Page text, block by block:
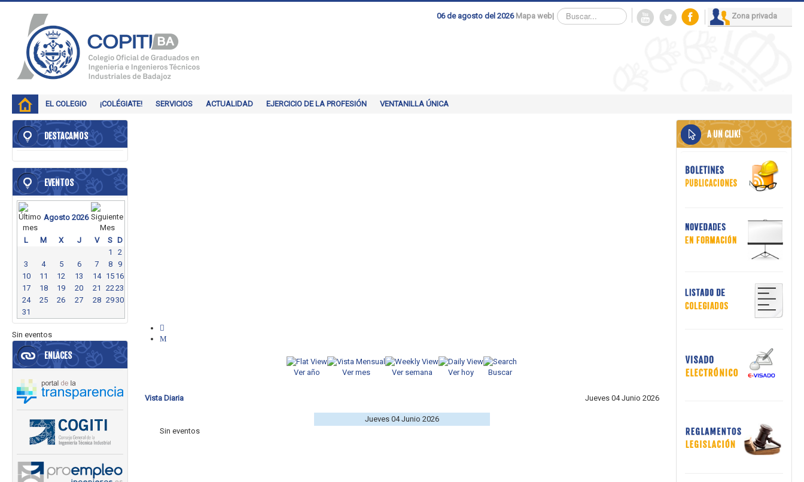
06 de agosto del 2026 Mapa web| Buscar... Zona privada
EL COLEGIO ¡COLÉGIATE! SERVICIOS ACTUALIDAD EJERCICIO DE LA PROFESIÓN VENTANILLA ÚNICA
DESTACAMOS
EVENTOS
Agosto 2026
L M X J V S D
1
2
3
4 5 6 7 8
9
10
11 12 13 14 15 16
17
18 19 20 21 2223
24
25 26 27 28 2930
31
Sin eventos
ENLACES
Ver año Ver mes Ver semana Ver hoy Buscar
Vista Diaria Jueves 04 Junio 2026
Jueves 04 Junio 2026
Sin eventos
A UN CLIK!